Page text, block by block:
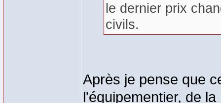
le dernier prix
civils.
Après je pense que
l'équipementier, de